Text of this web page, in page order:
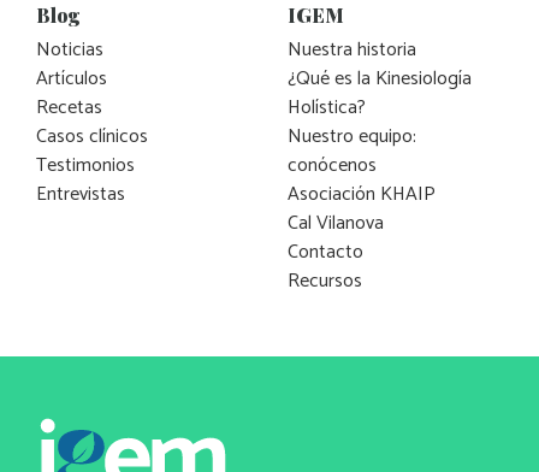
Blog
Noticias
Artículos
Recetas
Casos clínicos
Testimonios
Entrevistas
IGEM
Nuestra historia
¿Qué es la Kinesiología
Holística?
Nuestro equipo:
conócenos
Asociación KHAIP
Cal Vilanova
Contacto
Recursos